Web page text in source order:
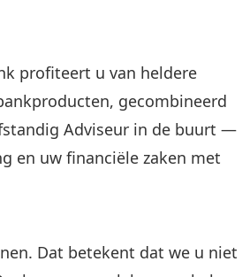
profiteert u van heldere
gecombineerd
Adviseur in de buurt —
en uw financiële zaken met
Dat betekent dat we u niet